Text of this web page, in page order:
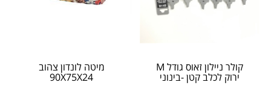
​קולר ניילון זאוס גודל M
ירוק לכלב קטן -בינוני
מיטה לונדון צהוב
90X75X24